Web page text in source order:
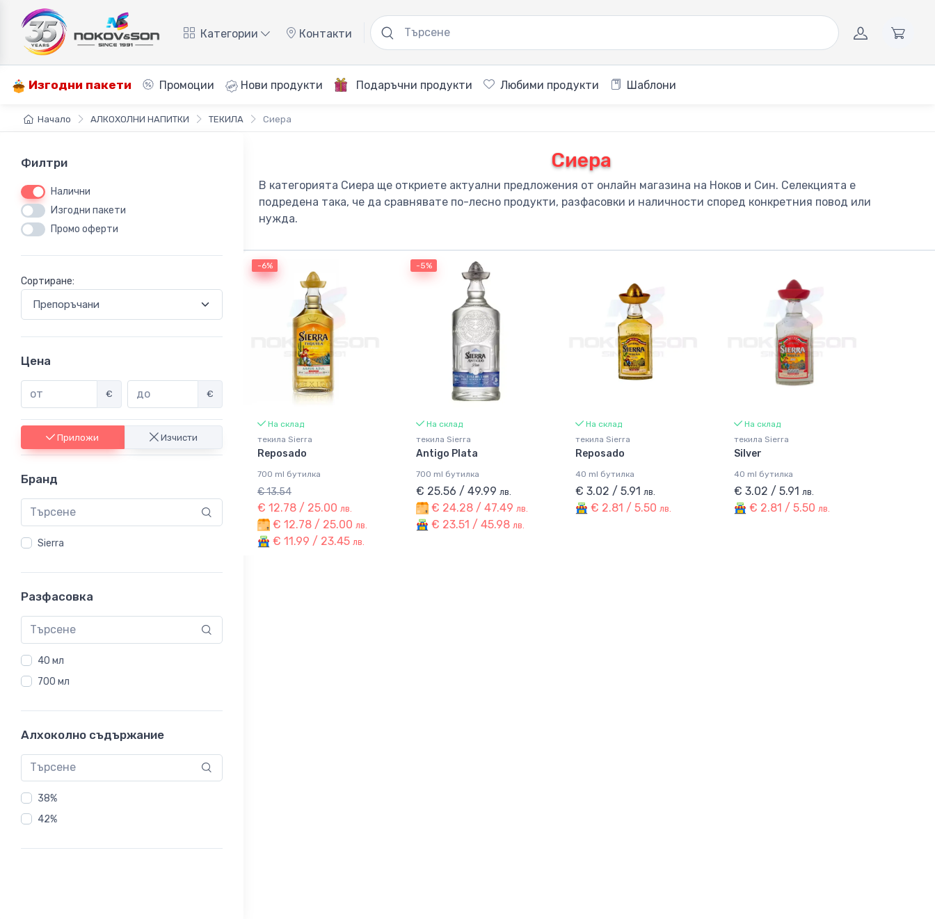
Категории Контакти
Изгодни пакети Промоции Нови продукти Подаръчни продукти Любими продукти Шаблони
Начало АЛКОХОЛНИ НАПИТКИ ТЕКИЛА Сиера
Филтри
Налични
Изгодни пакети
Промо оферти
Сортиране:
Цена
€ €
Приложи Изчисти
Бранд
Sierra
Разфасовка
40 мл
700 мл
Алхоколно съдържание
38%
42%
Сиера
В категорията Сиера ще откриете актуални предложения от онлайн магазина на Ноков и Син. Селекцията е
подредена така, че да сравнявате по-лесно продукти, разфасовки и наличности според конкретния повод или
нужда.
-6%
-6%
На склад
текила Sierra
Reposado
700 ml бутилка
€ 13.54
€ 12.78 / 25.00 лв.
€ 12.78 / 25.00 лв.
€ 11.99 / 23.45 лв.
-5%
На склад
текила Sierra
Antigo Plata
700 ml бутилка
€ 25.56 / 49.99 лв.
€ 24.28 / 47.49 лв.
€ 23.51 / 45.98 лв.
На склад
текила Sierra
Reposado
40 ml бутилка
€ 3.02 / 5.91 лв.
€ 2.81 / 5.50 лв.
На склад
текила Sierra
Silver
40 ml бутилка
€ 3.02 / 5.91 лв.
€ 2.81 / 5.50 лв.